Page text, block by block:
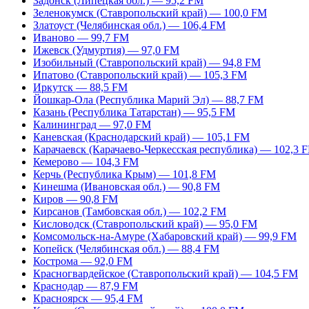
Зеленокумск (Ставропольский край) — 100,0 FM
Златоуст (Челябинская обл.) — 106,4 FM
Иваново — 99,7 FM
Ижевск (Удмуртия) — 97,0 FM
Изобильный (Ставропольский край) — 94,8 FM
Ипатово (Ставропольский край) — 105,3 FM
Иркутск — 88,5 FM
Йошкар-Ола (Республика Марий Эл) — 88,7 FM
Казань (Республика Татарстан) — 95,5 FM
Калининград — 97,0 FM
Каневская (Краснодарский край) — 105,1 FM
Карачаевск (Карачаево-Черкесская республика) — 102,3
Кемерово — 104,3 FM
Керчь (Республика Крым) — 101,8 FM
Кинешма (Ивановская обл.) — 90,8 FM
Киров — 90,8 FM
Кирсанов (Тамбовская обл.) — 102,2 FM
Кисловодск (Ставропольский край) — 95,0 FM
Комсомольск-на-Амуре (Хабаровский край) — 99,9 FM
Копейск (Челябинская обл.) — 88,4 FM
Кострома — 92,0 FM
Красногвардейское (Ставропольский край) — 104,5 FM
Краснодар — 87,9 FM
Красноярск — 95,4 FM